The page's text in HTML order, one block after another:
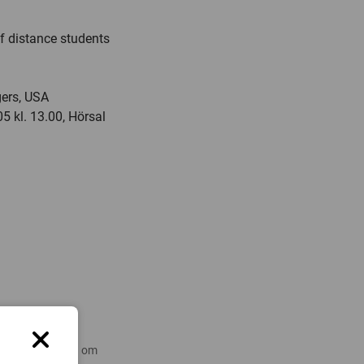
distance students
USA
kl. 13.00, Hörsal
forskning om